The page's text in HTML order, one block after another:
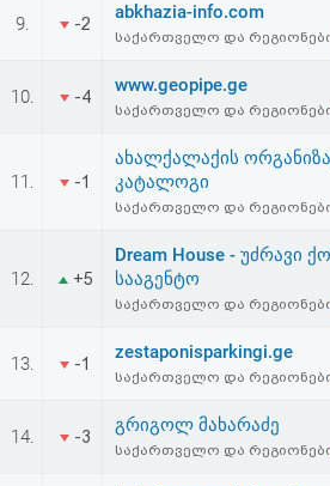
უარყოფა
9. -2
abkhazia-info.com
საქართველო და
10. -4
www.geopipe.ge
საქართველო და
11. -1
ახალქალაქის
კატალოგი
საქართველო და
12. +5
Dream House - უძრავი
სააგენტო
საქართველო და
13. -1
zestaponisparkingi.ge
საქართველო და
14. -3
გრიგოლ მახარაძე
საქართველო და